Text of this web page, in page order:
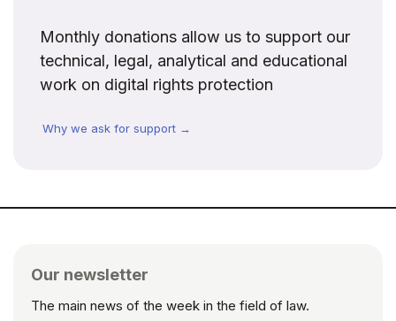
Monthly donations allow us to support our
technical, legal, analytical and educational
work on digital rights protection
Why we ask for support →
Our newsletter
The main news of the week in the field of law.